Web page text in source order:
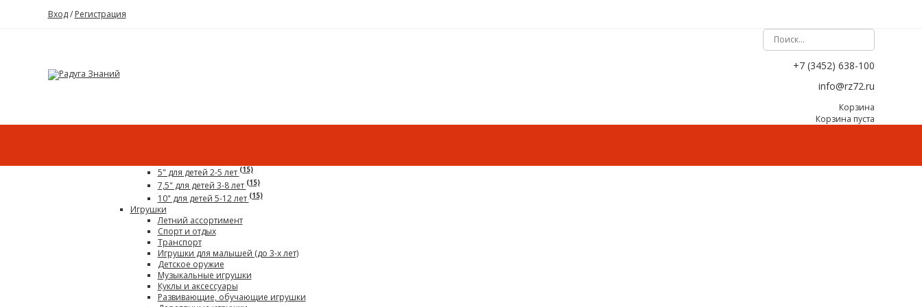
Вход/ Регистрация
+7 (3452) 638-100
info@rz72.ru
Корзина
Корзина пуста
5" для детей 2-5 лет(15)
7,5" для детей 3-8 лет(15)
10" для детей 5-12 лет(15)
Игрушки
Летний ассортимент
Спорт и отдых
Транспорт
Игрушки для малышей (до 3-х лет)
Детское оружие
Музыкальные игрушки
Куклы и аксессуары
Развивающие, обучающие игрушки